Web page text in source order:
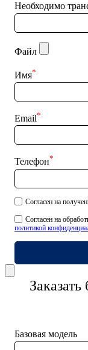
Необходимо
Файл
Имя*
Email*
Телефон*
Согласен на
Согласен на
политикой
Базовая модель